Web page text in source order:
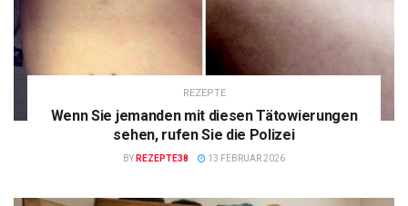
REZEPTE
Wenn Sie jemanden mit diesen Tätowierungen
sehen, rufen Sie die Polizei
BY REZEPTE38 13 FEBRUAR 2026